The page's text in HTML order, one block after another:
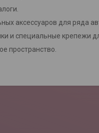
аксессуаров для ряда
и специальные крепежи
пространство.